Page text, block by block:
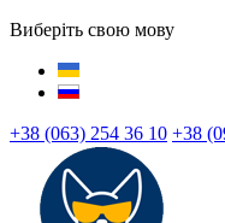
Виберіть свою мову
+38 (063) 254 36 10 +38